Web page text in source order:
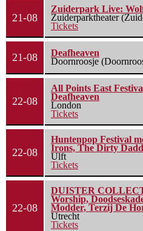
21-08
Zuiderpark Live:
Zuiderparktheater
Tickets
21-08
Deafheaven
Doornroosje
22-08
All Points East
Deafheaven
London
Tickets
22-08
Huntenpop Festival
Irons, The Dirty
Ulft
Tickets
22-08
DUISTER
Worship,
Modder, Terzij De
Utrecht
Tickets